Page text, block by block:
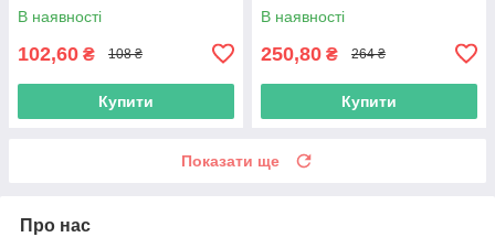
В наявності
102,60 ₴ 108 ₴
Купити
В наявності
250,80 ₴ 264 ₴
Купити
Показати ще
Про нас